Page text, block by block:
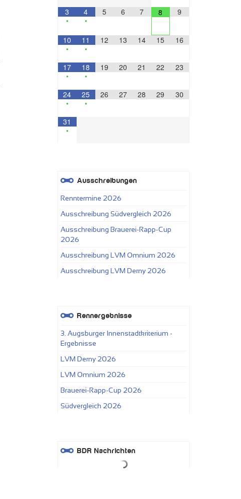
3
•
4
•
5 6 7 8 9
10
•
11
•
12 13 14 15 16
17
•
18
•
19 20 21 22 23
24
•
25
•
26 27 28 29 30
31
•
Ausschreibungen
Renntermine 2026
Ausschreibung Südvergleich 2026
Ausschreibung Brauerei-Rapp-Cup
2026
Ausschreibung LVM Omnium 2026
Ausschreibung LVM Derny 2026
Rennergebnisse
3. Augsburger Innenstadtkriterium -
Ergebnisse
LVM Derny 2026
LVM Omnium 2026
Brauerei-Rapp-Cup 2026
Südvergleich 2026
BDR Nachrichten